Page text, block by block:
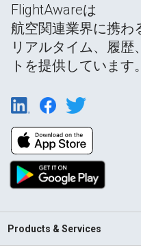
FlightAwareは
航空関連業界に携わ
リアルタイム、履歴
トを提供しています。
Products & Services